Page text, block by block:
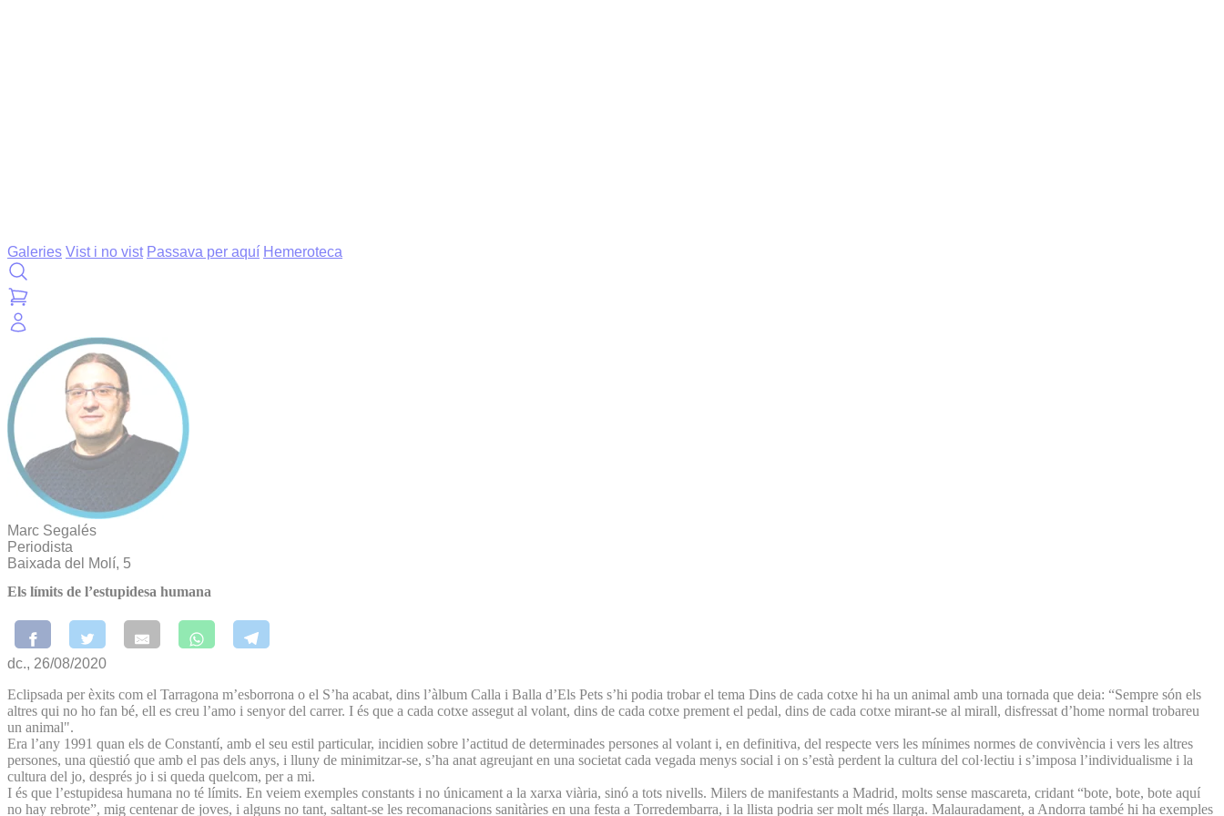
Galeries Vist i no vist Passava per aquí Hemeroteca
Marc Segalés
Periodista
Baixada del Molí, 5
Els límits de l’estupidesa humana
dc., 26/08/2020
Eclipsada per èxits com el Tarragona m’esborrona o el S’ha acabat, dins l’àlbum Calla i Balla d’Els Pets s’hi podia trobar el tema Dins de cada cotxe hi ha un animal amb una tornada que deia: “Sempre són els
altres qui no ho fan bé, ell es creu l’amo i senyor del carrer. I és que a cada cotxe assegut al volant, dins de cada cotxe prement el pedal, dins de cada cotxe mirant-se al mirall, disfressat d’home normal trobareu
un animal".
Era l’any 1991 quan els de Constantí, amb el seu estil particular, incidien sobre l’actitud de determinades persones al volant i, en definitiva, del respecte vers les mínimes normes de convivència i vers les altres
persones, una qüestió que amb el pas dels anys, i lluny de minimitzar-se, s’ha anat agreujant en una societat cada vegada menys social i on s’està perdent la cultura del col·lectiu i s’imposa l’individualisme i la
cultura del jo, després jo i si queda quelcom, per a mi.
I és que l’estupidesa humana no té límits. En veiem exemples constants i no únicament a la xarxa viària, sinó a tots nivells. Milers de manifestants a Madrid, molts sense mascareta, cridant “bote, bote, bote aquí
no hay rebrote”, mig centenar de joves, i alguns no tant, saltant-se les recomanacions sanitàries en una festa a Torredembarra, i la llista podria ser molt més llarga. Malauradament, a Andorra també hi ha exemples